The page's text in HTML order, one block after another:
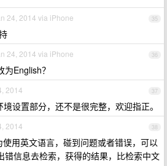
35
24, 2014 via iPhone
36
24, 2014 via iPhone
English？
37
2014
设置部分，还不是很完整，欢迎指正。
38
2014
使用英文语言，碰到问题或者错误，可以
错信息去检索，获得的结果，比检索中文